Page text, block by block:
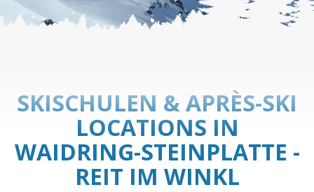
SKISCHULEN & APRÈS-SKI
LOCATIONS IN
WAIDRING-STEINPLATTE -
REIT IM WINKL